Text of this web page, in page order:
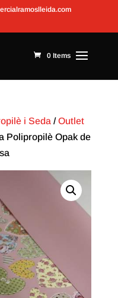
0 Items
i Seda /Outlet
Polipropilè Opak de